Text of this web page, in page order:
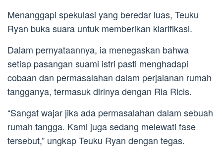
Menanggapi spekulasi yang beredar luas, Teuku
Ryan buka suara untuk memberikan klarifikasi.
Dalam pernyataannya, ia menegaskan bahwa
setiap pasangan suami istri pasti menghadapi
cobaan dan permasalahan dalam perjalanan rumah
tangganya, termasuk dirinya dengan Ria Ricis.
“Sangat wajar jika ada permasalahan dalam sebuah
rumah tangga. Kami juga sedang melewati fase
tersebut,” ungkap Teuku Ryan dengan tegas.